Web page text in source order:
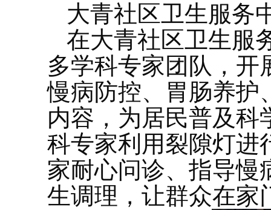
大青社区卫生服务
在大青社区卫生服
多学科专家团队，开
慢病防控、胃肠养护
内容，为居民普及科
科专家利用裂隙灯进
家耐心问诊、指导慢
生调理，让群众在家